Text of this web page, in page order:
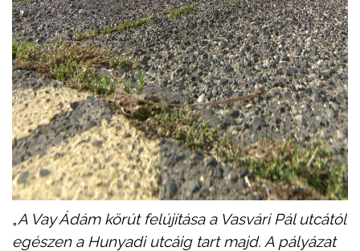
„A Vay Ádám körút felújítása a Vasvári Pál utcától
egészen a Hunyadi utcáig tart majd. A pályázat